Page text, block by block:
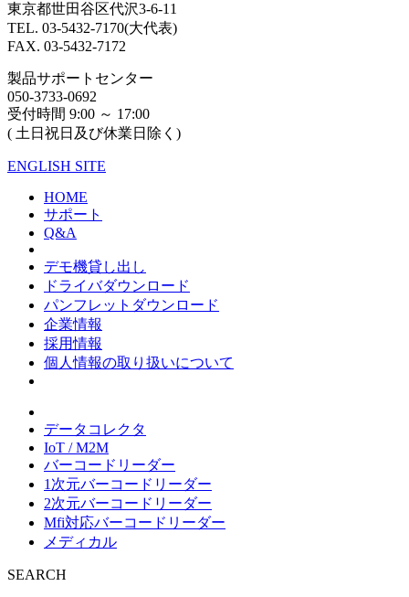
東京都世田谷区代沢3-6-11
TEL. 03-5432-7170(大代表)
FAX. 03-5432-7172
製品サポートセンター
050-3733-0692
受付時間 9:00 ～ 17:00
( 土日祝日及び休業日除く)
ENGLISH SITE
HOME
サポート
Q&A
デモ機貸し出し
ドライバダウンロード
パンフレットダウンロード
企業情報
採用情報
個人情報の取り扱いについて
データコレクタ
IoT / M2M
バーコードリーダー
1次元バーコードリーダー
2次元バーコードリーダー
Mfi対応バーコードリーダー
メディカル
SEARCH